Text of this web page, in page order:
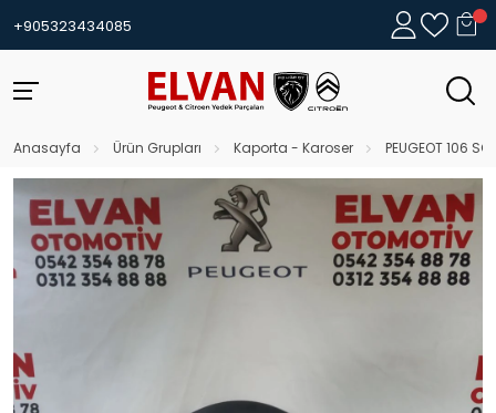
+905323434085
Anasayfa Ürün Grupları Kaporta - Karoser PEUGEOT 106